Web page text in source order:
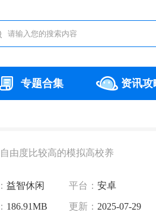
专题合集 资讯攻
由度比较高的模拟高校养
益智休闲 平台： 安卓
186.91MB 更新： 2025-07-29